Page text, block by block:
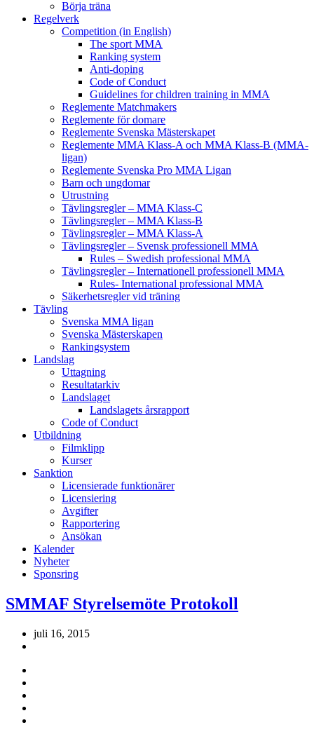
Börja träna
Regelverk
Competition (in English)
The sport MMA
Ranking system
Anti-doping
Code of Conduct
Guidelines for children training in MMA
Reglemente Matchmakers
Reglemente för domare
Reglemente Svenska Mästerskapet
Reglemente MMA Klass-A och MMA Klass-B (MMA-
ligan)
Reglemente Svenska Pro MMA Ligan
Barn och ungdomar
Utrustning
Tävlingsregler – MMA Klass-C
Tävlingsregler – MMA Klass-B
Tävlingsregler – MMA Klass-A
Tävlingsregler – Svensk professionell MMA
Rules – Swedish professional MMA
Tävlingsregler – Internationell professionell MMA
Rules- International professional MMA
Säkerhetsregler vid träning
Tävling
Svenska MMA ligan
Svenska Mästerskapen
Rankingsystem
Landslag
Uttagning
Resultatarkiv
Landslaget
Landslagets årsrapport
Code of Conduct
Utbildning
Filmklipp
Kurser
Sanktion
Licensierade funktionärer
Licensiering
Avgifter
Rapportering
Ansökan
Kalender
Nyheter
Sponsring
SMMAF Styrelsemöte Protokoll
juli 16, 2015